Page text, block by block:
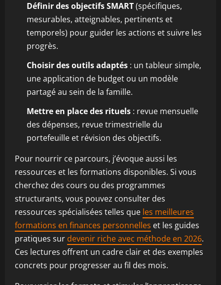
Définir des objectifs SMART(spécifiques,
mesurables, atteignables, pertinents et
temporels) pour guider les actions et suivre les
progrès.
Choisir des outils adaptés : un tableur simple,
une application de budget ou un modèle
partagé au sein de la famille.
Mettre en place des rituels : revue mensuelle
des dépenses, revue trimestrielle du
portefeuille et révision des objectifs.
Pour nourrir ce parcours, j’évoque aussi les
ressources et les formations disponibles. Si vous
cherchez des cours ou des programmes
structurants, vous pouvez consulter des
ressources spécialisées telles que les meilleures
formations en finances personnelles et les guides
pratiques sur devenir riche avec méthode en 2026.
Ces lectures offrent un cadre clair et des exemples
concrets pour progresser au fil des mois.